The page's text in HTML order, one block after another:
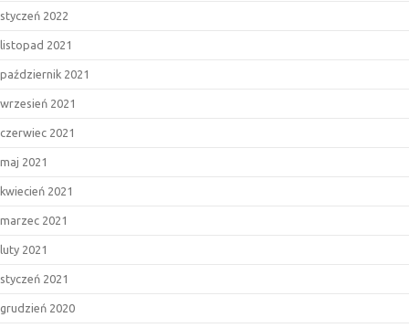
styczeń 2022
listopad 2021
październik 2021
wrzesień 2021
czerwiec 2021
maj 2021
kwiecień 2021
marzec 2021
luty 2021
styczeń 2021
grudzień 2020